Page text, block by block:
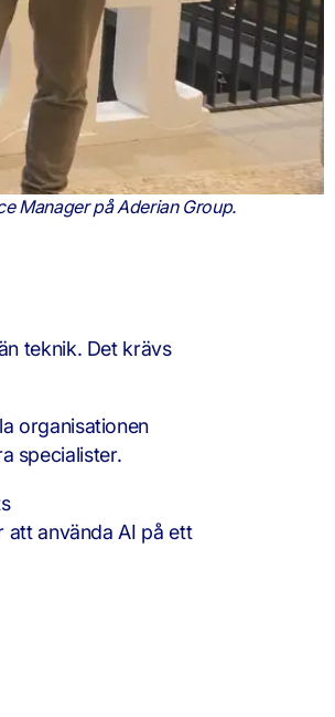
Manager på Aderian Group.
teknik. Det krävs
organisationen
specialister.
använda AI på ett